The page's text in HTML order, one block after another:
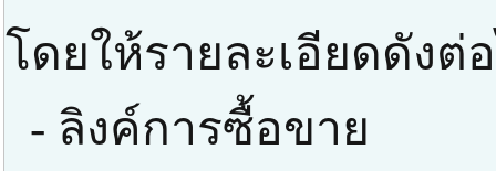
โดยให้รายละเอียดดังต่
- ลิงค์การซื้อขาย